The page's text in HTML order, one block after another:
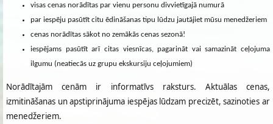
visas cenas norādītas par vienu personu divvietīgajā numurā
par iespēju pasūtīt citu ēdināšanas tipu lūdzu jautājiet mūsu menedžeriem
cenas norādītas sākot no zemākās cenas sezonā!
iespējams pasūtīt arī citas viesnīcas, pagarināt vai samazināt ceļojuma
ilgumu (neatiecās uz grupu ekskursiju ceļojumiem)
Norādītajām cenām ir informatīvs raksturs. Aktuālas cenas,
izmitināšanas un apstiprinājuma iespējas lūdzam precizēt, sazinoties ar
menedžeriem.